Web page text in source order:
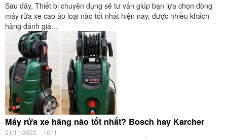
Sau đây, Thiết bị chuyên dụng sẽ tư vấn giúp bạn lựa chọn dòng
máy rửa xe cao áp loại nào tốt nhất hiện nay, được nhiều khách
hàng đánh giá...
Máy rửa xe hãng nào tốt nhất? Bosch hay Karcher
21/11/2022 1611